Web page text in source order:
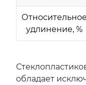
Относительное
удлинение, %
обладает